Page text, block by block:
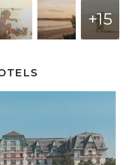
+15